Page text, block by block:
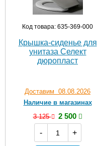
Код товара: 635-369-000
Крышка-сиденье для
унитаза Селект
дюропласт
Доставим 08.08.2026
Наличие в магазинах
3 125
2 500
-
+